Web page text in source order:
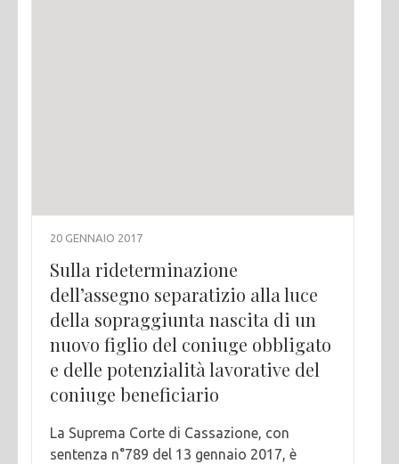
20 GENNAIO 2017
Sulla rideterminazione
dell’assegno separatizio alla luce
della sopraggiunta nascita di un
nuovo figlio del coniuge obbligato
e delle potenzialità lavorative del
coniuge beneficiario
La Suprema Corte di Cassazione, con
sentenza n°789 del 13 gennaio 2017, è